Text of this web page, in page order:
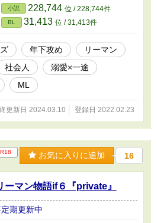
情係』は、たった四人で設立された部
だろうが客だろうが忖度なしの名物社
その同僚の電車《でんま》、板井。そ
の上司、唯野課長。 唯野は人当たり
誰にでも好かれるような人柄であるに
ず、営業部時代から社長よりパワハラ
いたことを人づてに聞いたしまった塩
。特に板井は、そんな唯野をいつも心
っていた。 ある日いつものように仕
呑みに行った先で塩田は、唯野が先日
と別居していることを知る。翌日、唯
心配するから、板井には言わないでほ
ように板井と共に休憩を取っていた。
にかプライベートな話もするようにな
。塩田は成り行きから、 『板井は課長
板井は……？ 【R18】究極狂愛♡株
リーマン物語IF５＊全体的に甘々な
。 ＊＊ この物語は、メインルート、
小説 228,744 位 / 228,744件
BL 31,413 位 / 31,413件
年下攻め
リーマン
社会人
溺愛×一途
ML
更新日 2024.03.10 登録日 2022.02.23
R18 お気に入りに追加 16
ーマン物語if６『private』
期更新中